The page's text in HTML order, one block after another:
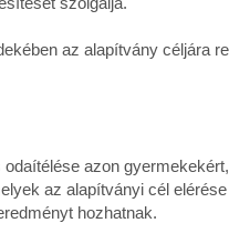
az alapítvány céljára
azon gyermekekért,
az alapítványi cél
hozhatnak.